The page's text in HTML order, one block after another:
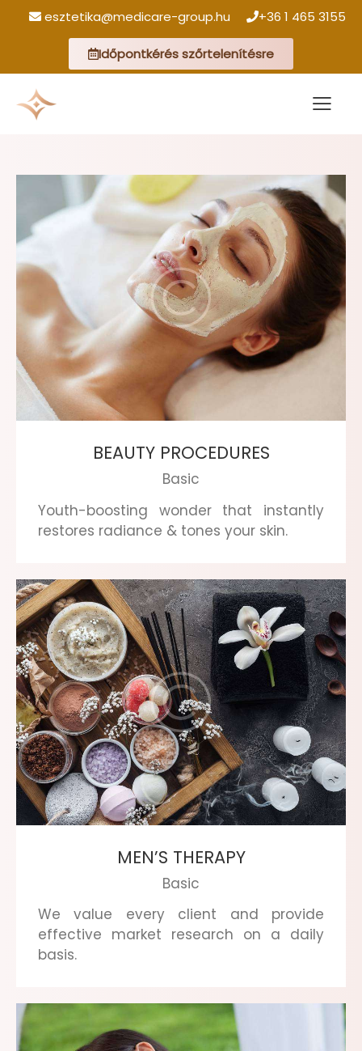
esztetika@medicare-group.hu +36 1 465 3155
Időpontkérés szőrtelenítésre
BEAUTY PROCEDURES
Basic
Youth-boosting wonder that instantly
restores radiance & tones your skin.
MEN’S THERAPY
Basic
We value every client and provide
effective market research on a daily
basis.